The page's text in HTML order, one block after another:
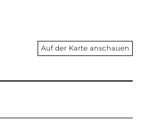
Auf der Karte anschauen